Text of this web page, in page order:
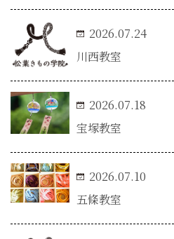
川西教室
2026.07.24
宝塚教室
2026.07.18
五條教室
2026.07.10